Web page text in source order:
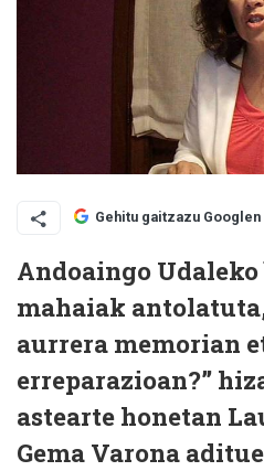
Gehitu gaitzazu Googlen
Andoaingo
mahaiak
aurrera memorian
erreparazioan?”
astearte honetan
Gema Varona